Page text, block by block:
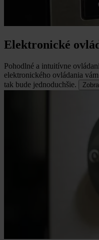
Elektronické
Pohodlné a intuitívne
elektronického ovládania
tak bude jednoduchšie.